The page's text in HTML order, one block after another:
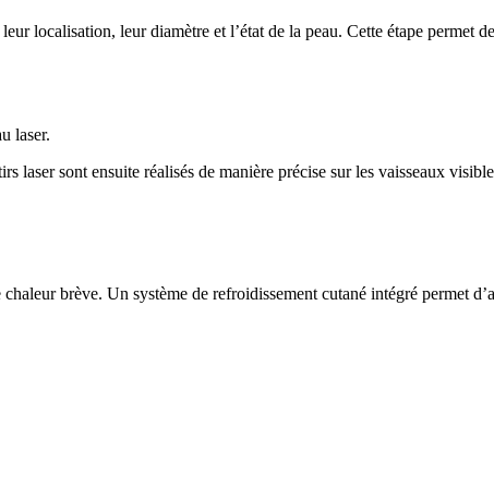
localisation, leur diamètre et l’état de la peau. Cette étape permet
laser.
laser sont ensuite réalisés de manière précise sur les vaisseaux
brève. Un système de refroidissement cutané intégré permet